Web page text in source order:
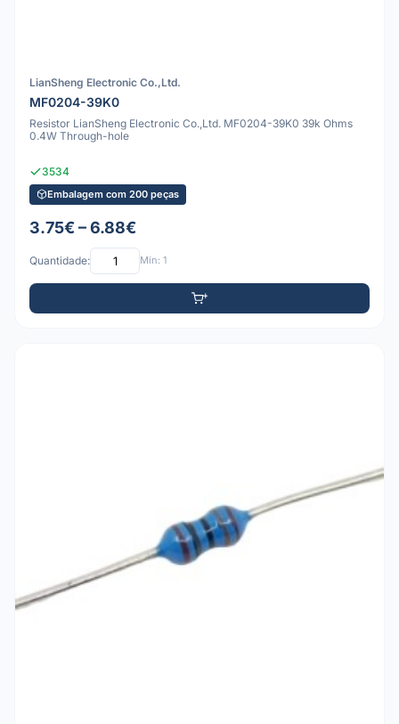
LianSheng Electronic Co.,Ltd.
MF0204-39K0
Resistor LianSheng Electronic Co.,Ltd. MF0204-39K0 39k Ohms
0.4W Through-hole
3534
Embalagem com 200 peças
3.75€ – 6.88€
Quantidade: Mín: 1